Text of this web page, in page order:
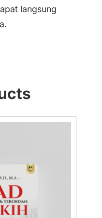
langsung